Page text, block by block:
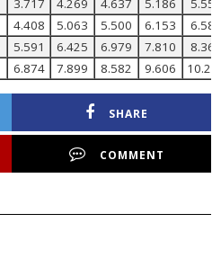
3.717 4.269 4.637 5.186 5.552
4.408 5.063 5.500 6.153 6.588
5.591 6.425 6.979 7.810 8.364
6.874 7.899 8.582 9.606
SHARE
COMMENT